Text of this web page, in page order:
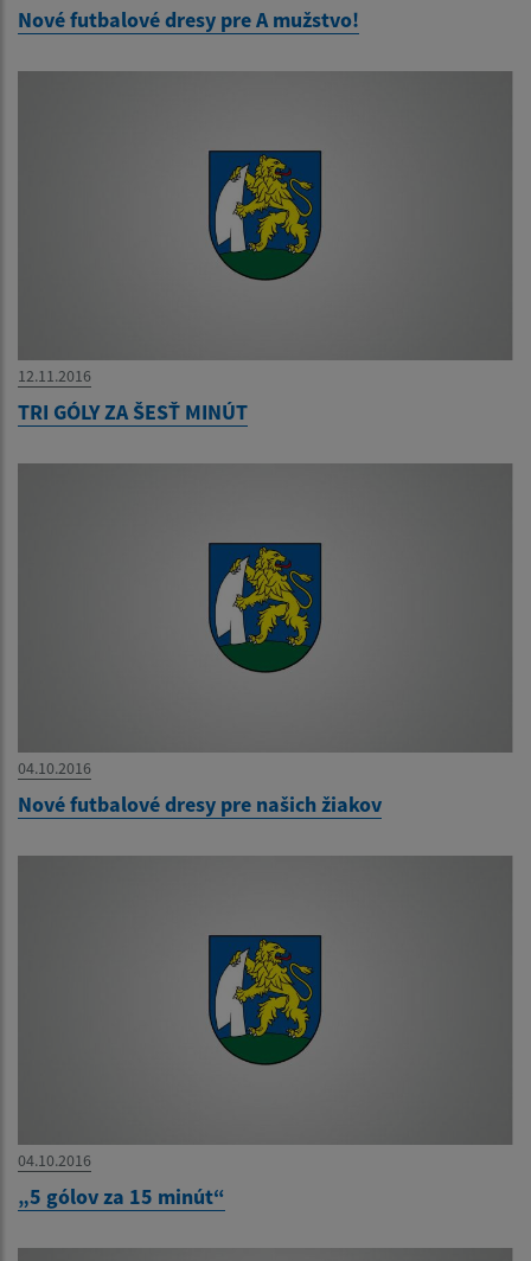
Nové futbalové dresy pre A mužstvo!
12.11.2016
TRI GÓLY ZA ŠESŤ MINÚT
04.10.2016
Nové futbalové dresy pre našich žiakov
04.10.2016
„5 gólov za 15 minút“